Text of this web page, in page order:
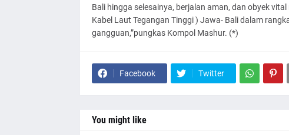
Bali hingga selesainya, berjalan aman, dan obyek
Kabel Laut Tegangan Tinggi ) Jawa- Bali dalam
gangguan,”pungkas Kompol Mashur. (*)
Facebook Twitter
You might like